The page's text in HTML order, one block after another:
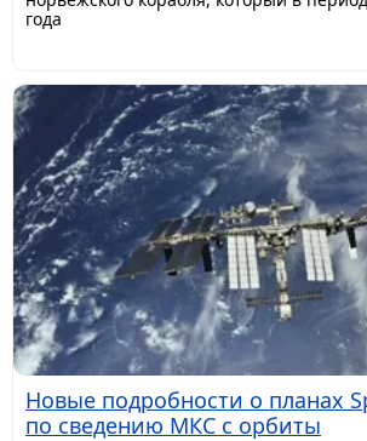
года
Новые подробности о планах
по сведению МКС с орбиты